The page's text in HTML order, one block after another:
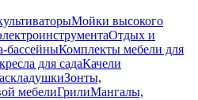
Мойки высокого
Отдых и
бассейныКомплекты мебели для
для садаКачели
Зонты,
мебелиГрилиМангалы,